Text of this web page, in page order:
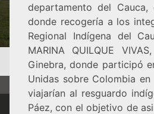
departamento del
donde recogería a los
Regional Indígena del
MARINA QUILQUE
Ginebra, donde participó
Unidas sobre Colombia
viajarían al resguardo
Páez, con el objetivo de